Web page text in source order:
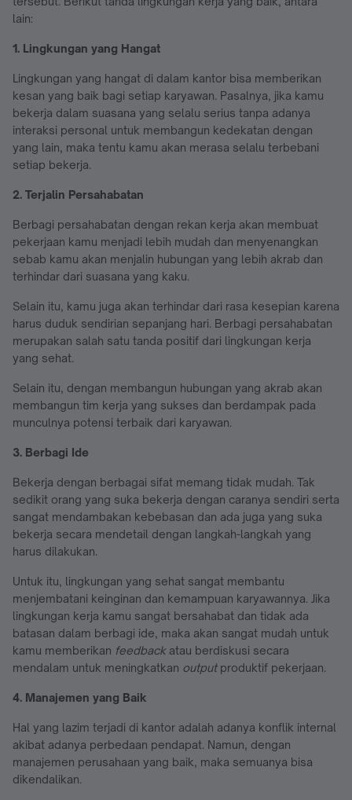
lain:
1. Lingkungan yang Hangat
Lingkungan yang hangat di dalam kantor bisa memberikan
kesan yang baik bagi setiap karyawan. Pasalnya, jika kamu
bekerja dalam suasana yang selalu serius tanpa adanya
interaksi personal untuk membangun kedekatan dengan
yang lain, maka tentu kamu akan merasa selalu terbebani
setiap bekerja.
2. Terjalin Persahabatan
Berbagi persahabatan dengan rekan kerja akan membuat
pekerjaan kamu menjadi lebih mudah dan menyenangkan
sebab kamu akan menjalin hubungan yang lebih akrab dan
terhindar dari suasana yang kaku.
Selain itu, kamu juga akan terhindar dari rasa kesepian karena
harus duduk sendirian sepanjang hari. Berbagi persahabatan
merupakan salah satu tanda positif dari lingkungan kerja
yang sehat.
Selain itu, dengan membangun hubungan yang akrab akan
membangun tim kerja yang sukses dan berdampak pada
munculnya potensi terbaik dari karyawan.
3. Berbagi Ide
Bekerja dengan berbagai sifat memang tidak mudah. Tak
sedikit orang yang suka bekerja dengan caranya sendiri serta
sangat mendambakan kebebasan dan ada juga yang suka
bekerja secara mendetail dengan langkah-langkah yang
harus dilakukan.
Untuk itu, lingkungan yang sehat sangat membantu
menjembatani keinginan dan kemampuan karyawannya. Jika
lingkungan kerja kamu sangat bersahabat dan tidak ada
batasan dalam berbagi ide, maka akan sangat mudah untuk
kamu memberikan feedbackatau berdiskusi secara
mendalam untuk meningkatkan outputproduktif pekerjaan.
4. Manajemen yang Baik
Hal yang lazim terjadi di kantor adalah adanya konflik internal
akibat adanya perbedaan pendapat. Namun, dengan
manajemen perusahaan yang baik, maka semuanya bisa
dikendalikan.